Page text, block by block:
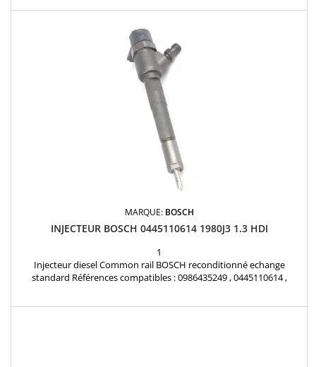
MARQUE: BOSCH
INJECTEUR BOSCH 0445110614 1980J3 1.3 HDI
1
Injecteur diesel Common rail BOSCH reconditionné echange
standard Références compatibles : 0986435249 , 0445110614 ,